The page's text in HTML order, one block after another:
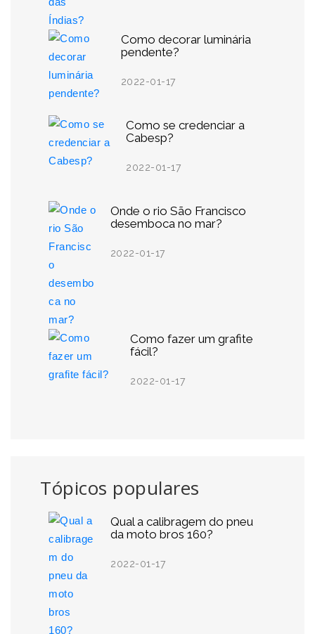
Como decorar luminária
pendente?
2022-01-17
Como se credenciar a
Cabesp?
2022-01-17
Onde o rio São Francisco
desemboca no mar?
2022-01-17
Como fazer um grafite
fácil?
2022-01-17
Tópicos populares
Qual a calibragem do pneu
da moto bros 160?
2022-01-17